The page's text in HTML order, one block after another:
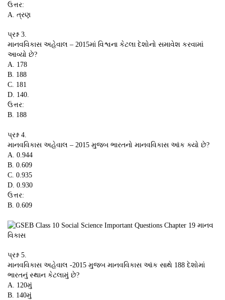
ઉત્તર:
A. ત્રણ
પ્રશ્ન 3.
માનવવિકાસ અહેવાલ – 2015માં વિશ્વના કેટલા દેશોનો સમાવેશ કરવામાં
આવ્યો છે?
A. 178
B. 188
C. 181
D. 140.
ઉત્તર:
B. 188
પ્રશ્ન 4.
માનવવિકાસ અહેવાલ – 2015 મુજબ ભારતનો માનવવિકાસ આંક ક્યો છે?
A. 0.944
B. 0.609
C. 0.935
D. 0.930
ઉત્તર:
B. 0.609
પ્રશ્ન 5.
માનવવિકાસ અહેવાલ -2015 મુજબ માનવવિકાસ આંક સાથે 188 દેશોમાં
ભારતનું સ્થાન કેટલામું છે?
A. 120મું
B. 140મું